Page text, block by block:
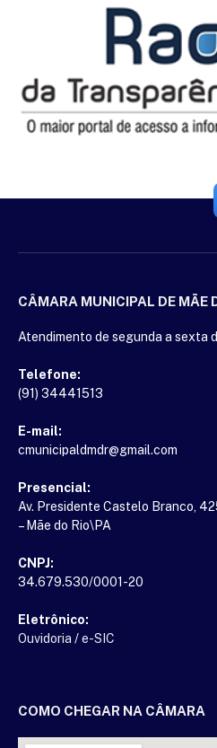
CÂMARA MUNICIPAL DE MÃE
Atendimento de segunda a sexta
Telefone:
(91) 34441513
E-mail:
cmunicipaldmdr@gmail.com
Presencial:
Av. Presidente Castelo Branco,
– Mãe do Rio\PA
CNPJ:
34.679.530/0001-20
Eletrônico:
Ouvidoria /e-SIC
COMO CHEGAR NA CÂMARA